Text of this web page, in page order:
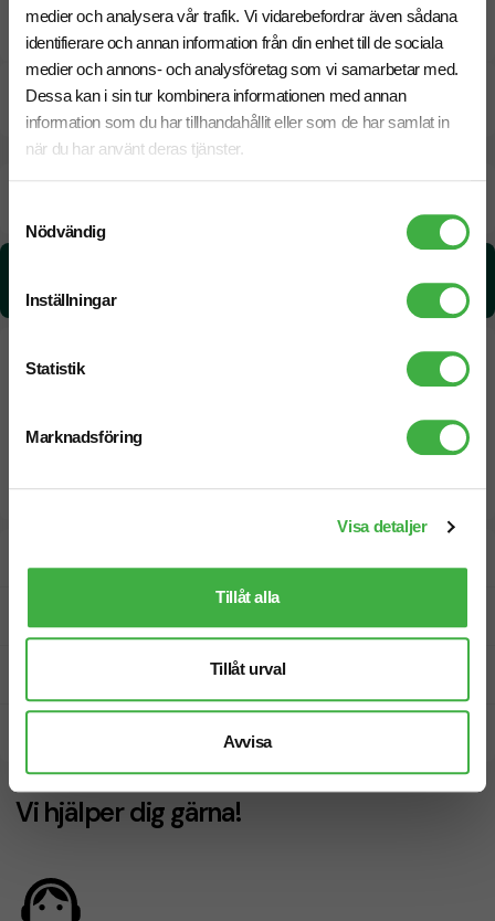
medier och analysera vår trafik. Vi vidarebefordrar även sådana
identifierare och annan information från din enhet till de sociala
medier och annons- och analysföretag som vi samarbetar med.
Dessa kan i sin tur kombinera informationen med annan
information som du har tillhandahållit eller som de har samlat in
när du har använt deras tjänster.
Nödvändig
Inställningar
Statistik
Marknadsföring
Visa detaljer
Tillåt alla
Tillåt urval
Avvisa
Pristabell
CO₂e -avtryck
5.77 kg CO₂e / per styck
Vi hjälper dig gärna!